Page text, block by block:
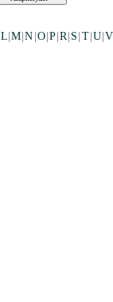
L |M |N O |P R| S T U |V